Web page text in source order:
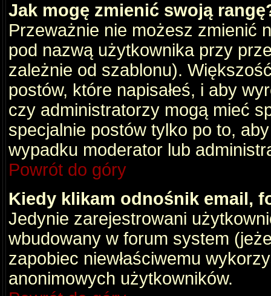
Jak mogę zmienić swoją
Przeważnie nie możesz zmienić
pod nazwą użytkownika przy
zależnie od szablonu).
postów, które napisałeś, i aby
czy administratorzy mogą mieć
specjalnie postów tylko po to,
wypadku moderator lub
Powrót do góry
Kiedy klikam odnośnik email,
Jedynie zarejestrowani
wbudowany w forum system
zapobiec niewłaściwemu
anonimowych użytkowników.